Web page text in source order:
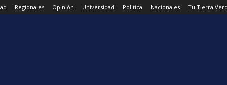
Regionales Opinión Universidad Politica Nacionales Tu Tierra